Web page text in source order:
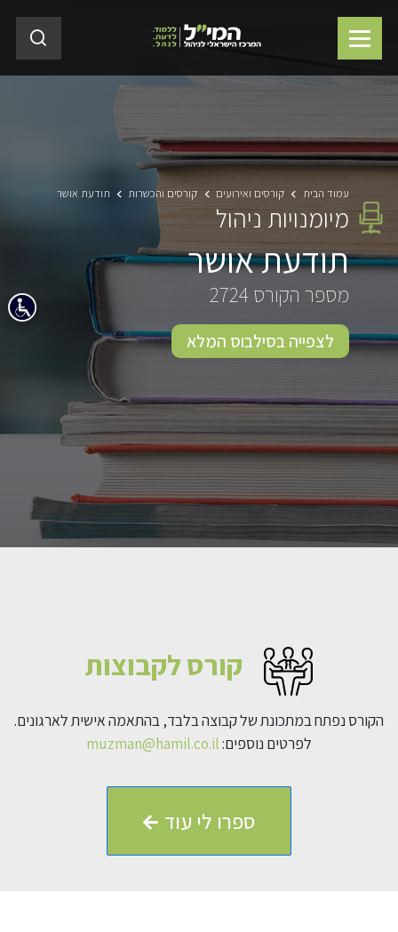
עמוד הבית קורסים ואירועים קורסים והכשרות תודעת אושר
מיומנויות ניהול
תודעת אושר
מספר הקורס 2724
לצפייה בסילבוס המלא
קורס לקבוצות
הקורס נפתח במתכונת של קבוצה בלבד, בהתאמה אישית לארגונים.
לפרטים נוספים:muzman@hamil.co.il
ספרו לי עוד